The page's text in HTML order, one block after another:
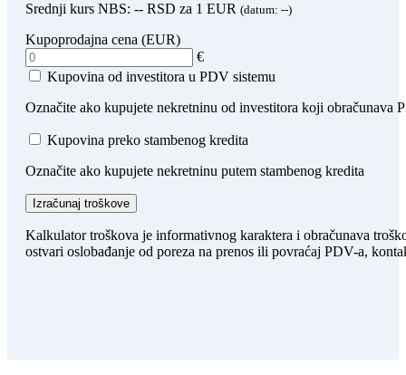
Srednji kurs NBS: -- RSD za 1 EUR (datum: --)
Kupoprodajna cena (EUR)
€
Kupovina od investitora u PDV sistemu
Označite ako kupujete nekretninu od investitora koji obračunava
Kupovina preko stambenog kredita
Označite ako kupujete nekretninu putem stambenog kredita
Izračunaj troškove
Kalkulator troškova je informativnog karaktera i obračunava
ostvari oslobađanje od poreza na prenos ili povraćaj PDV-a,